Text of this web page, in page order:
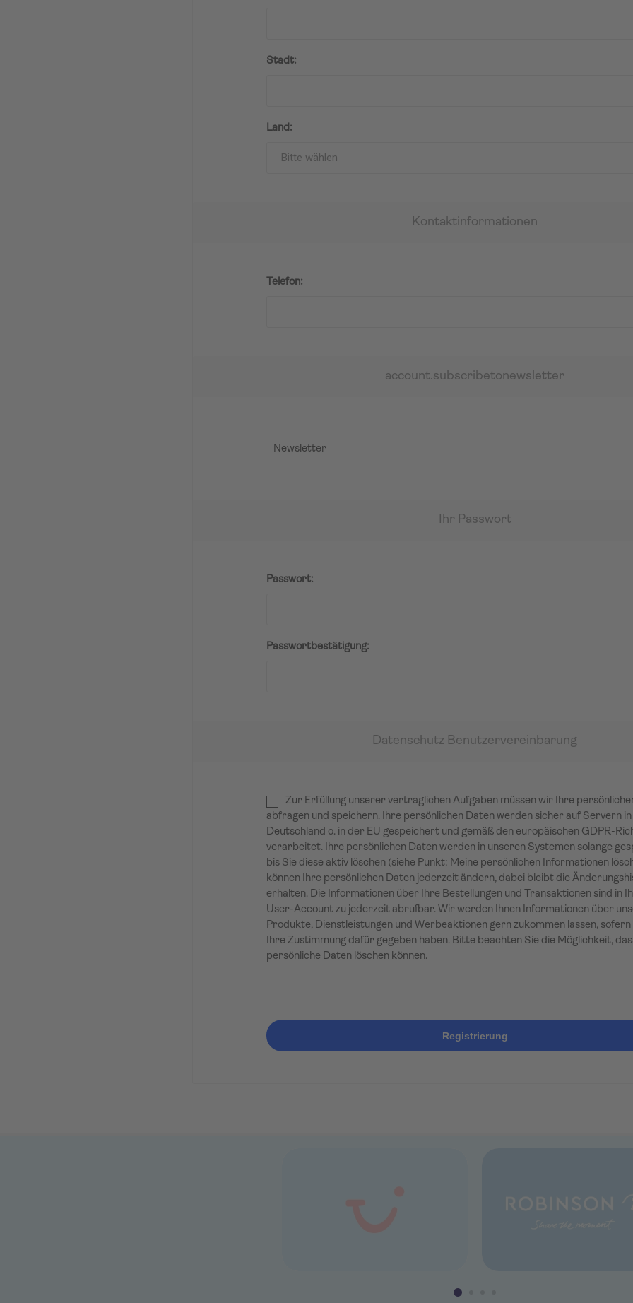
Stadt:
Land:
Kontaktinformationen
Telefon:
account.subscribetonewsletter
Newsletter
Ihr Passwort
Passwort:
Passwortbestätigung:
Datenschutz Benutzervereinbarung
Zur Erfüllung unserer vertraglichen Aufgaben müssen wir Ihre
abfragen und speichern. Ihre persönlichen Daten werden sicher auf Servern in
Deutschland o. in der EU gespeichert und gemäß den europäischen GDPR-
verarbeitet. Ihre persönlichen Daten werden in unseren Systemen solange
bis Sie diese aktiv löschen (siehe Punkt: Meine persönlichen Informationen
können Ihre persönlichen Daten jederzeit ändern, dabei bleibt die
erhalten. Die Informationen über Ihre Bestellungen und Transaktionen sind in
User-Account zu jederzeit abrufbar. Wir werden Ihnen Informationen über
Produkte, Dienstleistungen und Werbeaktionen gern zukommen lassen, sofern
Ihre Zustimmung dafür gegeben haben. Bitte beachten Sie die Möglichkeit,
persönliche Daten löschen können.
Registrierung